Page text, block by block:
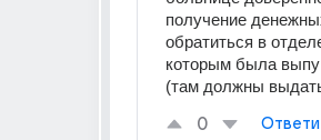
получение
обратиться в
которым была
(там должны
0